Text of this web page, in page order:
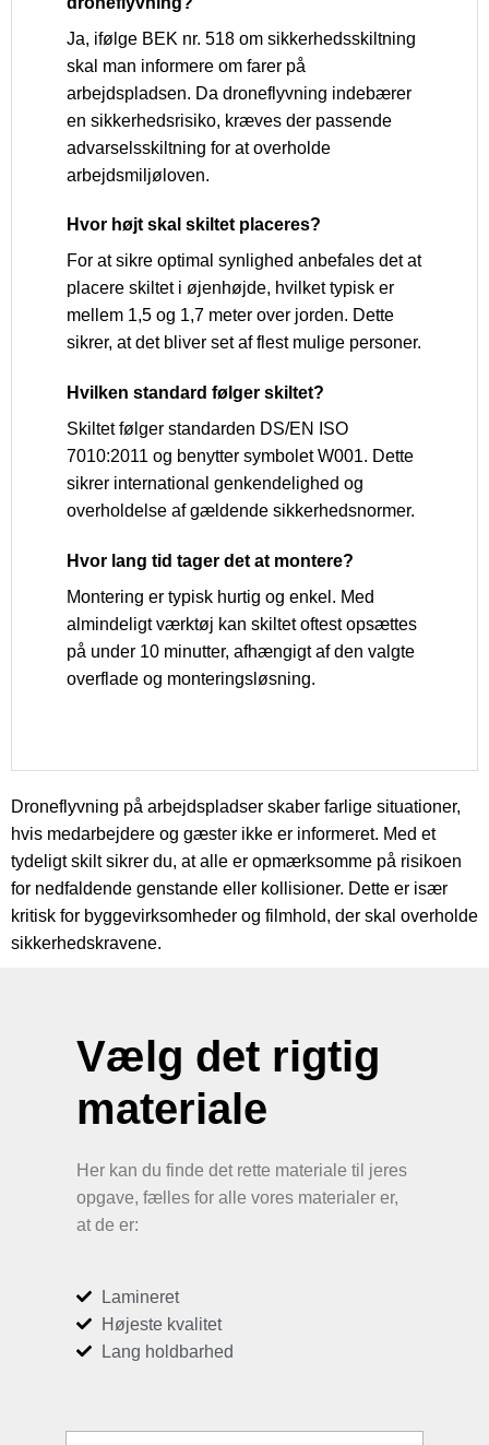
Ja, ifølge BEK nr. 518 om sikkerhedsskiltning
skal man informere om farer på
arbejdspladsen. Da droneflyvning indebærer
en sikkerhedsrisiko, kræves der passende
advarselsskiltning for at overholde
arbejdsmiljøloven.
Hvor højt skal skiltet placeres?
For at sikre optimal synlighed anbefales det at
placere skiltet i øjenhøjde, hvilket typisk er
mellem 1,5 og 1,7 meter over jorden. Dette
sikrer, at det bliver set af flest mulige personer.
Hvilken standard følger skiltet?
Skiltet følger standarden DS/EN ISO
7010:2011 og benytter symbolet W001. Dette
sikrer international genkendelighed og
overholdelse af gældende sikkerhedsnormer.
Hvor lang tid tager det at montere?
Montering er typisk hurtig og enkel. Med
almindeligt værktøj kan skiltet oftest opsættes
på under 10 minutter, afhængigt af den valgte
overflade og monteringsløsning.
Droneflyvning på arbejdspladser skaber farlige situationer,
hvis medarbejdere og gæster ikke er informeret. Med et
tydeligt skilt sikrer du, at alle er opmærksomme på risikoen
for nedfaldende genstande eller kollisioner. Dette er især
kritisk for byggevirksomheder og filmhold, der skal overholde
sikkerhedskravene.
Vælg det rigtig
materiale
Her kan du finde det rette materiale til jeres
opgave, fælles for alle vores materialer er,
at de er:
Lamineret
Højeste kvalitet
Lang holdbarhed